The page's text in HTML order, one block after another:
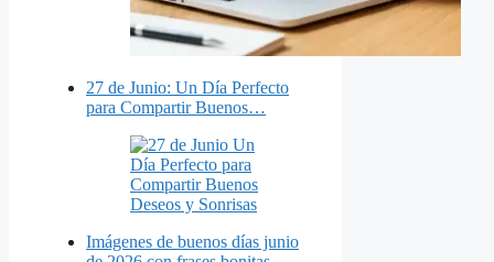
27 de Junio: Un Día Perfecto
para Compartir Buenos…
Imágenes de buenos días junio